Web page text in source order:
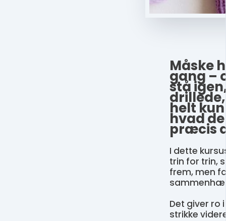
Måske
gang –
stå
helt
hvad
præcis
I dette
trin for trin,
frem, men
Det giver ro
strikke